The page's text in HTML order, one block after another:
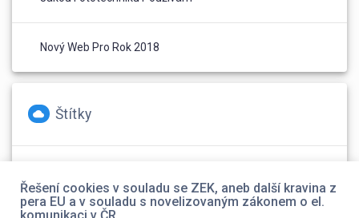
Nový Web Pro Rok 2018
Štítky
Řešení cookies v souladu se ZEK, aneb další kravina z
pera EU a v souladu s novelizovaným zákonem o el.